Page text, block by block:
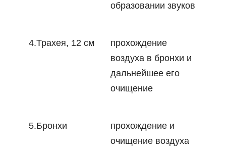
образовании звуков
4.Трахея, 12 см
прохождение
воздуха в бронхи и
дальнейшее его
очищение
5.Бронхи
прохождение и
очищение воздуха